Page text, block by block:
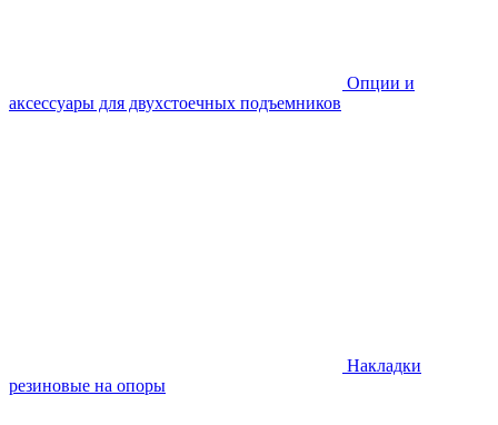
Опции и
аксессуары для двухстоечных подъемников
Накладки
резиновые на опоры